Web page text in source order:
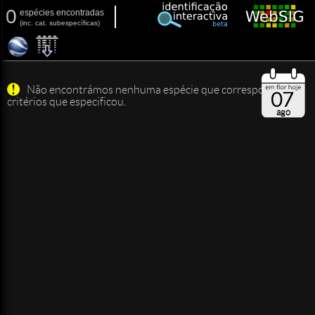
0 espécies encontradas
(inc. cat. subespecíficas)
07
ago
Não encontrámos nenhuma espécie que corresponda aos
critérios que especificou.